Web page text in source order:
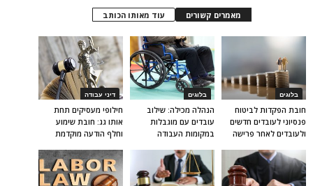
מאמרים קשורים עוד מאותו הכותב
דיני עבודה
חילופי מעסיקים תחת
אותו גג: חובת שימוע
וחלף הודעה מוקדמת
בלוגים
הנהלה מכילה: שילוב
עובדים עם מוגבלות
במקומות העבודה
בלוגים
חובת הפקדות לביטוח
פנסיוני לעובדים חדשים
ולעובדים לאחר פרישה